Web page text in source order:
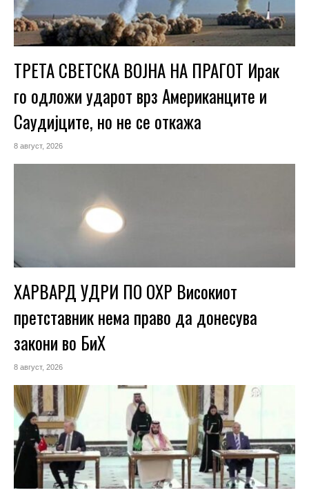
ТРЕТА СВЕТСКА ВОЈНА НА ПРАГОТ Ирак
го одложи ударот врз Американците и
Саудијците, но не се откажа
8 август, 2026
ХАРВАРД УДРИ ПО ОХР Високиот
претставник нема право да донесува
закони во БиХ
8 август, 2026